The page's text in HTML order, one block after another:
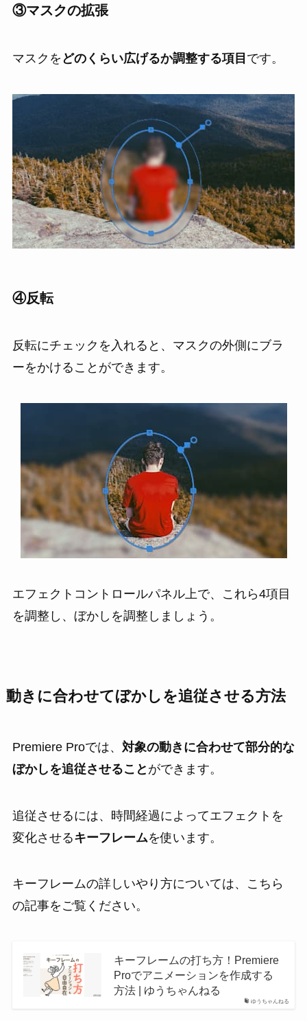
③マスクの拡張
マスクを どのくらい広げるか調整する項目 です。
④反転
反転にチェックを入れると、マスクの外側にブラ
ーをかけることができます。
エフェクトコントロールパネル上で、これら4項目
を調整し、ぼかしを調整しましょう。
動きに合わせてぼかしを追従させる方法
Premiere Proでは、 対象の動きに合わせて部分的な
ぼかしを追従させること ができます。
追従させるには、時間経過によってエフェクトを
変化させるキーフレームを使います。
キーフレームの詳しいやり方については、こちら
の記事をご覧ください。
ゆうちゃんねる
キーフレームの打ち方！Premiere
Proでアニメーションを作成する
方法 | ゆうちゃんねる